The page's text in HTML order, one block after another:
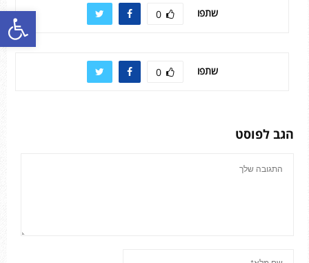
פתח סרגל נגישות שתפו 0
שתפו 0
הגב לפוסט